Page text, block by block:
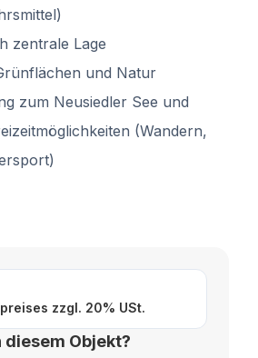
zentrale Lage
und Natur
zum Neusiedler See und
(Wandern,
zzgl. 20% USt.
diesem Objekt?